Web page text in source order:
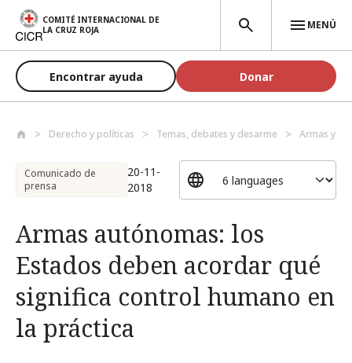
Pasar al contenido principal
COMITÉ INTERNACIONAL DE
LA CRUZ ROJA
MENÚ
Encontrar ayuda Donar
Derecho y políticas Temas, debates y desarme Armas y
Comunicado de
prensa
20-11-
2018
Armas autónomas: los
Estados deben acordar qué
significa control humano en
la práctica